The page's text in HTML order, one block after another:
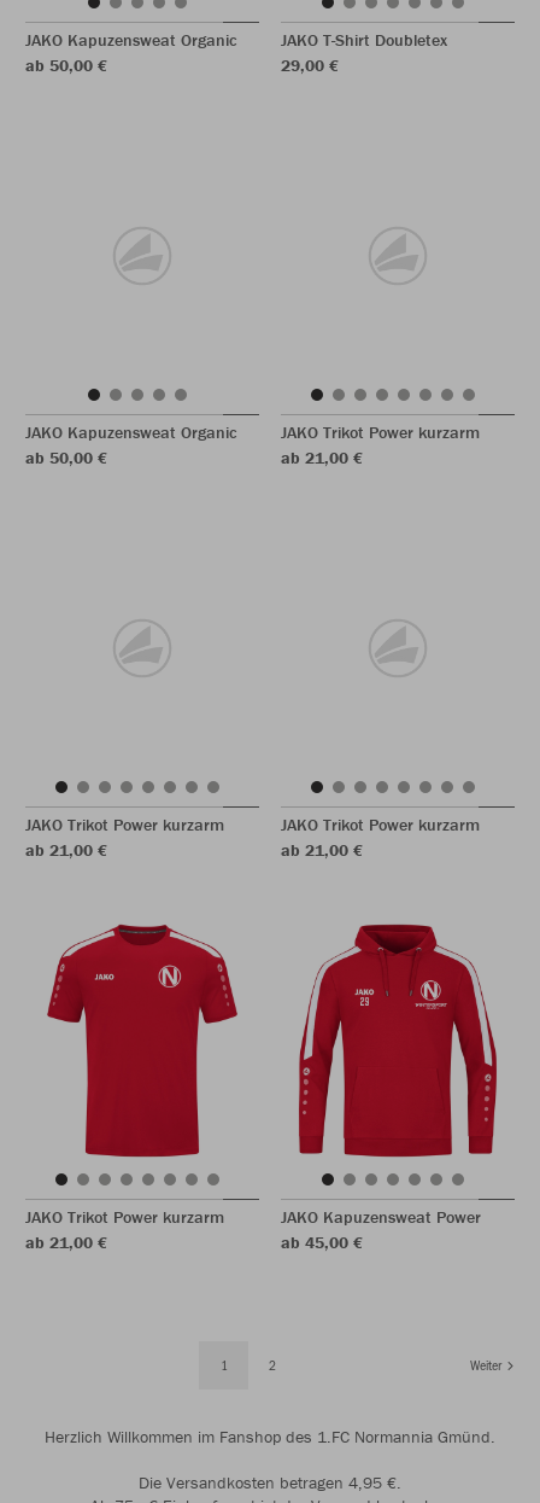
JAKO Kapuzensweat Organic
ab 50,00 €
JAKO T-Shirt Doubletex
29,00 €
JAKO Kapuzensweat Organic
ab 50,00 €
JAKO Trikot Power kurzarm
ab 21,00 €
JAKO Trikot Power kurzarm
ab 21,00 €
JAKO Trikot Power kurzarm
ab 21,00 €
JAKO Trikot Power kurzarm
ab 21,00 €
JAKO Kapuzensweat Power
ab 45,00 €
1 2 Weiter
Herzlich Willkommen im Fanshop des 1.FC Normannia Gmünd.
Die Versandkosten betragen 4,95 €.